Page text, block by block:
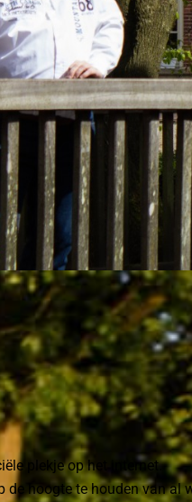
plekje op het internet.
de hoogte te houden van al